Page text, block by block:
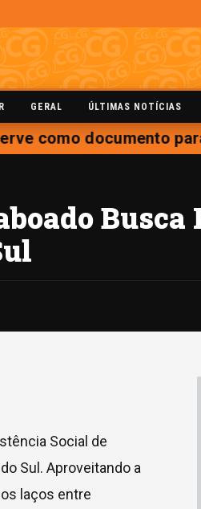
GERAL ÚLTIMAS NOTÍCIAS
como documento
Busca
Social de
Sul. Aproveitando a
laços entre